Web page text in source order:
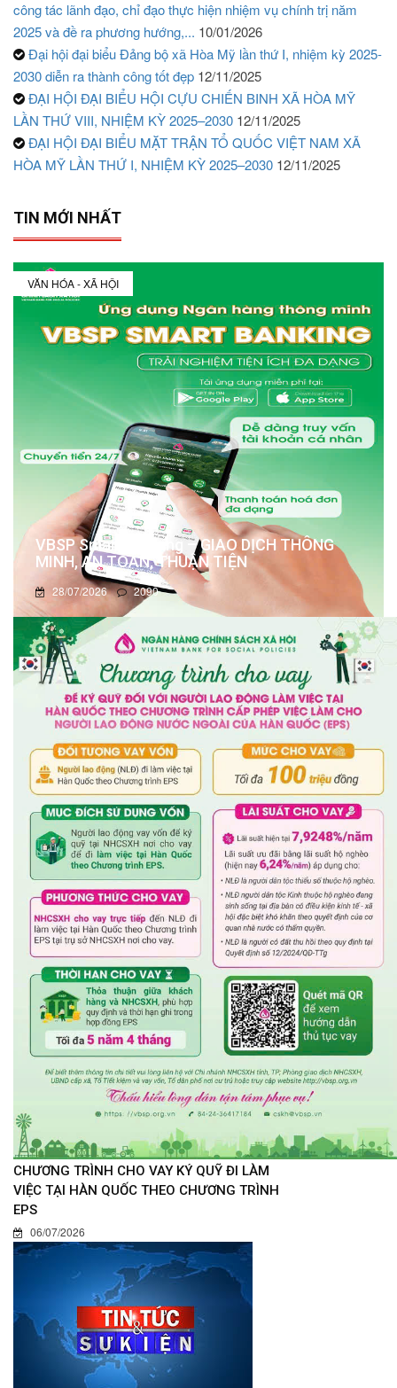
công tác lãnh đạo, chỉ đạo thực hiện nhiệm vụ chính trị năm
2025 và đề ra phương hướng,... 10/01/2026
Đại hội đại biểu Đảng bộ xã Hòa Mỹ lần thứ I, nhiệm kỳ 2025-
2030 diễn ra thành công tốt đẹp 12/11/2025
ĐẠI HỘI ĐẠI BIỂU HỘI CỰU CHIẾN BINH XÃ HÒA MỸ
LẦN THỨ VIII, NHIỆM KỲ 2025–2030 12/11/2025
ĐẠI HỘI ĐẠI BIỂU MẶT TRẬN TỔ QUỐC VIỆT NAM XÃ
HÒA MỸ LẦN THỨ I, NHIỆM KỲ 2025–2030 12/11/2025
TIN MỚI NHẤT
VĂN HÓA - XÃ HỘI
VBSP Smart Banking – GIAO DỊCH THÔNG
MINH, AN TOÀN, THUẬN TIỆN
28/07/2026 2090
CHƯƠNG TRÌNH CHO VAY KÝ QUỸ ĐI LÀM
VIỆC TẠI HÀN QUỐC THEO CHƯƠNG TRÌNH
EPS
06/07/2026